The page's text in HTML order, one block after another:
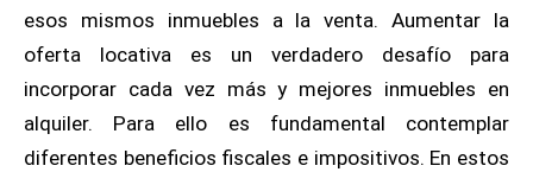
esos mismos inmuebles a la venta.Aumentar la
oferta locativa es un verdadero desafío para
incorporar cada vez más y mejores inmuebles en
alquiler. Para ello es fundamental contemplar
diferentes beneficios fiscales e impositivos. En estos